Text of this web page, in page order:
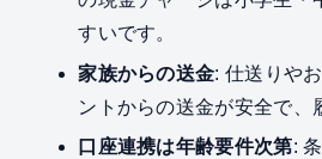
すいです。
家族からの送金: 仕送りや
ントからの送金が安全で、
口座連携は年齢要件次第: